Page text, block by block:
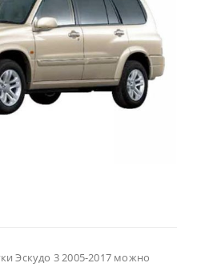
Эскудо 3 2005-2017 можно